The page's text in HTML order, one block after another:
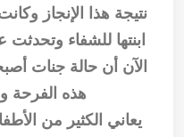
نتيجة هذا الإنجاز
ابنتها للشفاء
الآن أن حالة جنات
هذه الفرحة
يعاني الكثير من